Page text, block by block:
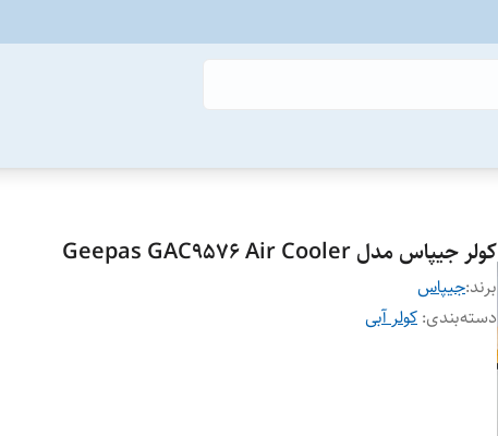
کولر جیپاس مدل Geepas GAC9576 Air Cooler
برند:جیپاس
دسته‌بندی: کولر آبی